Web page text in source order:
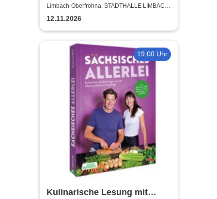
Show 2026
Limbach-Oberfrohna, STADTHALLE LIMBACH-
OBERFROHNA
12.11.2026
19:00 Uhr
Kulinarische Lesung mit